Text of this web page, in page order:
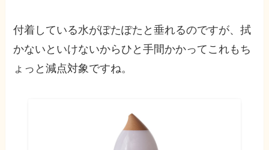
付着している水がぽたぽたと垂れるのですが、拭
かないといけないからひと手間かかってこれもち
ょっと減点対象ですね。